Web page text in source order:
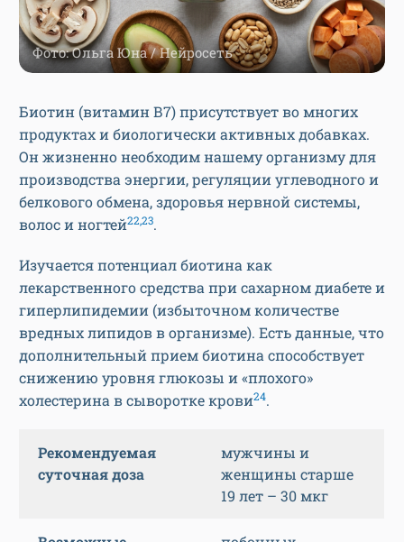
Фото: Ольга Юна / Нейросеть
Биотин (витамин В7) присутствует во многих
продуктах и биологически активных добавках.
Он жизненно необходим нашему организму для
производства энергии, регуляции углеводного и
белкового обмена, здоровья нервной системы,
волос и ногтей22,23.
Изучается потенциал биотина как
лекарственного средства при сахарном диабете и
гиперлипидемии (избыточном количестве
вредных липидов в организме). Есть данные, что
дополнительный прием биотина способствует
снижению уровня глюкозы и «плохого»
холестерина в сыворотке крови24.
Рекомендуемая
суточная доза
мужчины и
женщины старше
19 лет – 30 мкг